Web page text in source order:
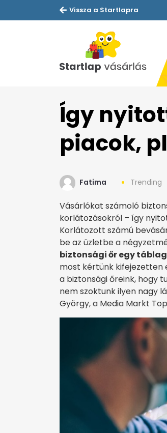
Vissza a Startlapra
Így
piacok,
Fatima Trending
Vásárlókat számoló
korlátozásokról – így
Korlátozott számú
be az üzletbe a
biztonsági őr egy
most kértünk kifejezetten
a biztonsági őreink, hogy
nem szoktunk ilyen nagy
György, a Media Markt